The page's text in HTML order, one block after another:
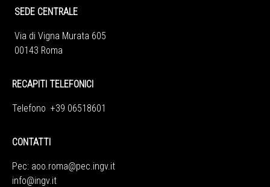
SEDE CENTRALE
Via di Vigna Murata 605
00143 Roma
RECAPITI TELEFONICI
Telefono +39 06518601
CONTATTI
Pec: aoo.roma@pec.ingv.it
info@ingv.it